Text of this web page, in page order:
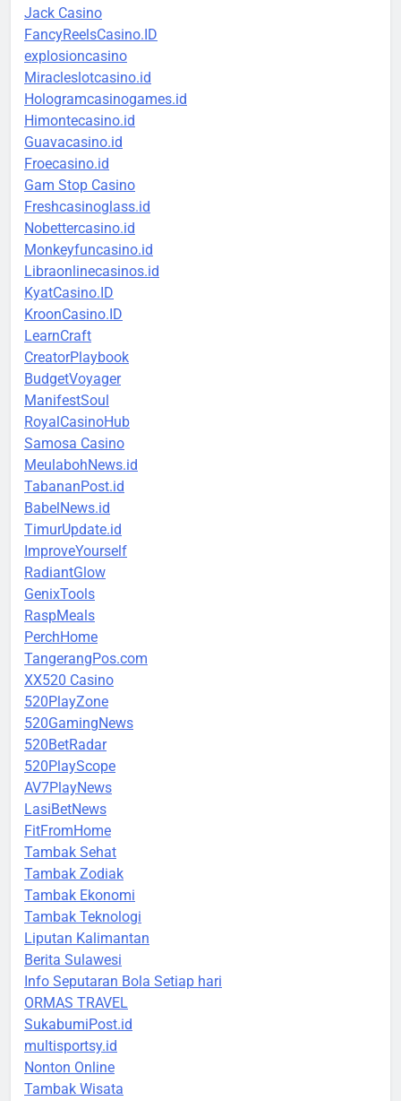
Jack Casino
FancyReelsCasino.ID
explosioncasino
Miracleslotcasino.id
Hologramcasinogames.id
Himontecasino.id
Guavacasino.id
Froecasino.id
Gam Stop Casino
Freshcasinoglass.id
Nobettercasino.id
Monkeyfuncasino.id
Libraonlinecasinos.id
KyatCasino.ID
KroonCasino.ID
LearnCraft
CreatorPlaybook
BudgetVoyager
ManifestSoul
RoyalCasinoHub
Samosa Casino
MeulabohNews.id
TabananPost.id
BabelNews.id
TimurUpdate.id
ImproveYourself
RadiantGlow
GenixTools
RaspMeals
PerchHome
TangerangPos.com
XX520 Casino
520PlayZone
520GamingNews
520BetRadar
520PlayScope
AV7PlayNews
LasiBetNews
FitFromHome
Tambak Sehat
Tambak Zodiak
Tambak Ekonomi
Tambak Teknologi
Liputan Kalimantan
Berita Sulawesi
Info Seputaran Bola Setiap hari
ORMAS TRAVEL
SukabumiPost.id
multisportsy.id
Nonton Online
Tambak Wisata